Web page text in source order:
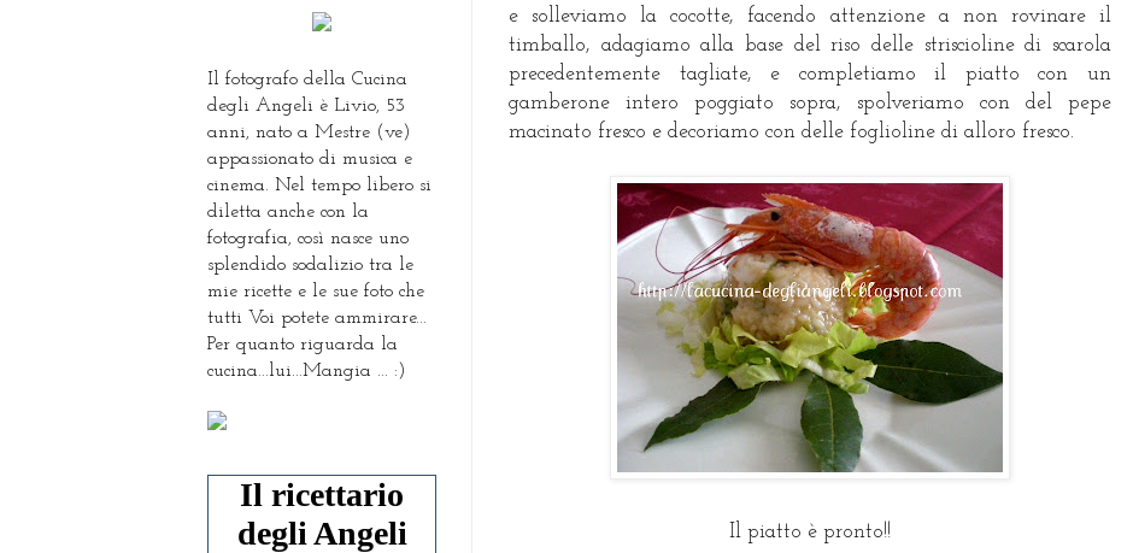
e solleviamo la cocotte, facendo attenzione a non rovinare il
timballo, adagiamo alla base del riso delle striscioline di scarola
precedentemente tagliate, e completiamo il piatto con un
gamberone intero poggiato sopra, spolveriamo con del pepe
macinato fresco e decoriamo con delle foglioline di alloro fresco.
Il piatto è pronto!!
Il fotografo della Cucina
degli Angeli è Livio, 53
anni, nato a Mestre (ve)
appassionato di musica e
cinema. Nel tempo libero si
diletta anche con la
fotografia, così nasce uno
splendido sodalizio tra le
mie ricette e le sue foto che
tutti Voi potete ammirare...
Per quanto riguarda la
cucina...lui...Mangia ... :)
Il ricettario
degli Angeli